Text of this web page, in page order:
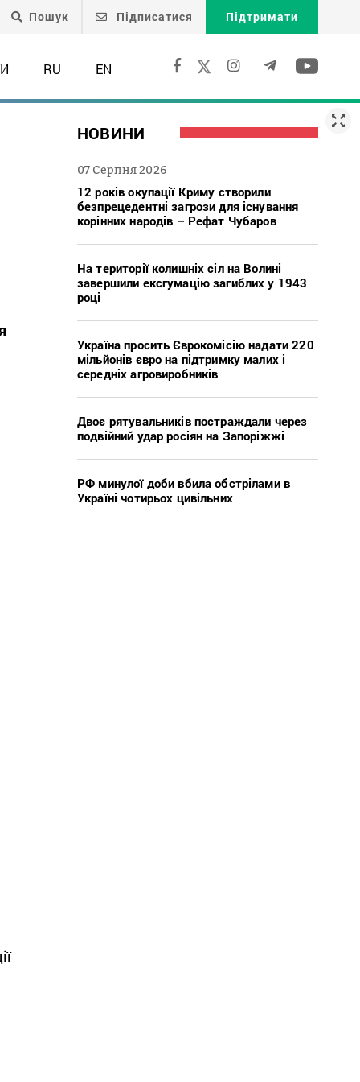
Пошук Підписатися Підтримати
RU EN
НОВИНИ
07 Серпня 2026
12 років окупації Криму створили
безпрецедентні загрози для існування
корінних народів – Рефат Чубаров
На території колишніх сіл на Волині
завершили ексгумацію загиблих у 1943
році
Україна просить Єврокомісію надати 220
мільйонів євро на підтримку малих і
середніх агровиробників
Двоє рятувальників постраждали через
подвійний удар росіян на Запоріжжі
РФ минулої доби вбила обстрілами в
Україні чотирьох цивільних